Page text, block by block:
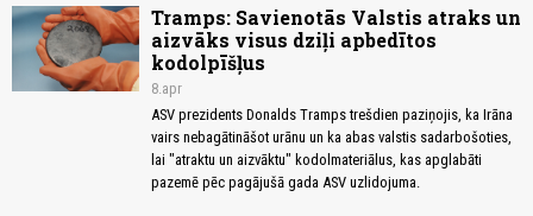
Tramps: Savienotās Valstis atraks un
aizvāks visus dziļi apbedītos
kodolpīšļus
8.apr
ASV prezidents Donalds Tramps trešdien paziņojis, ka Irāna
vairs nebagātināšot urānu un ka abas valstis sadarbošoties,
lai "atraktu un aizvāktu" kodolmateriālus, kas apglabāti
pazemē pēc pagājušā gada ASV uzlidojuma.